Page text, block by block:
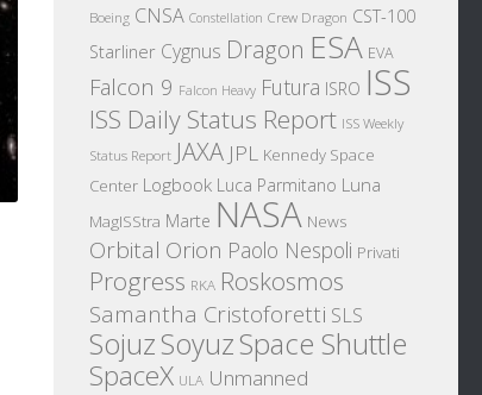
Boeing CNSA Constellation Crew Dragon CST-100
Starliner Cygnus Dragon ESA EVA
Falcon 9 Falcon Heavy Futura ISRO ISS
ISS Daily Status Report ISS Weekly
Status Report JAXA JPL Kennedy Space
Center Logbook Luca Parmitano Luna
MagISStra Marte NASA News
Orbital Orion Paolo Nespoli Privati
Progress RKA Roskosmos
Samantha Cristoforetti SLS
SojuzSoyuzSpace Shuttle
SpaceX ULA Unmanned